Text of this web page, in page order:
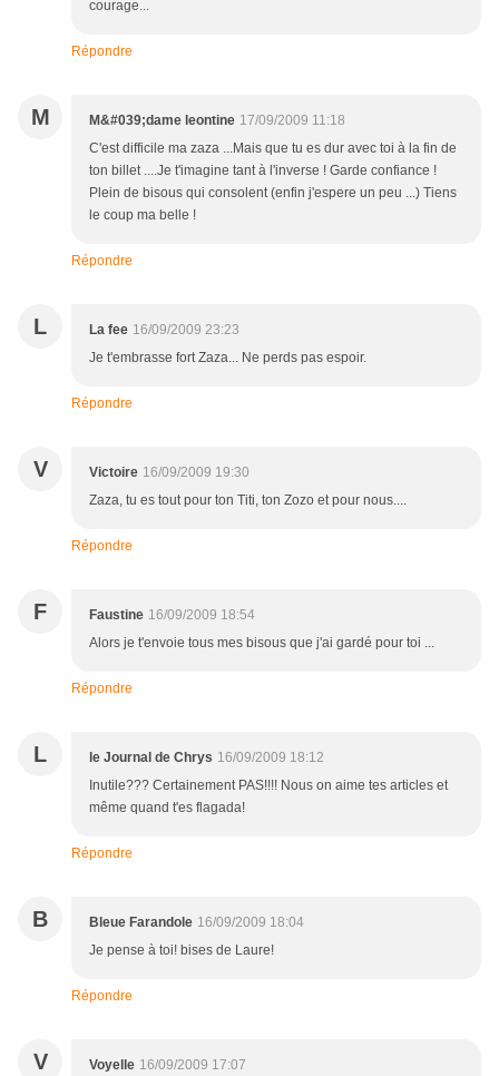
courage...
Répondre
M M&#039;dame leontine 17/09/2009 11:18
C'est difficile ma zaza ...Mais que tu es dur avec toi à la fin de
ton billet ....Je t'imagine tant à l'inverse ! Garde confiance !
Plein de bisous qui consolent (enfin j'espere un peu ...) Tiens
le coup ma belle !
Répondre
L La fee 16/09/2009 23:23
Je t'embrasse fort Zaza... Ne perds pas espoir.
Répondre
V Victoire 16/09/2009 19:30
Zaza, tu es tout pour ton Titi, ton Zozo et pour nous....
Répondre
F Faustine 16/09/2009 18:54
Alors je t'envoie tous mes bisous que j'ai gardé pour toi ...
Répondre
L le Journal de Chrys 16/09/2009 18:12
Inutile??? Certainement PAS!!!! Nous on aime tes articles et
même quand t'es flagada!
Répondre
B Bleue Farandole 16/09/2009 18:04
Je pense à toi! bises de Laure!
Répondre
V Voyelle 16/09/2009 17:07